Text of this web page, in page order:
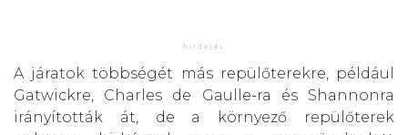
A járatok többségét más repülőterekre, például
Gatwickre, Charles de Gaulle-ra és Shannonra
irányították át, de a környező repülőterek